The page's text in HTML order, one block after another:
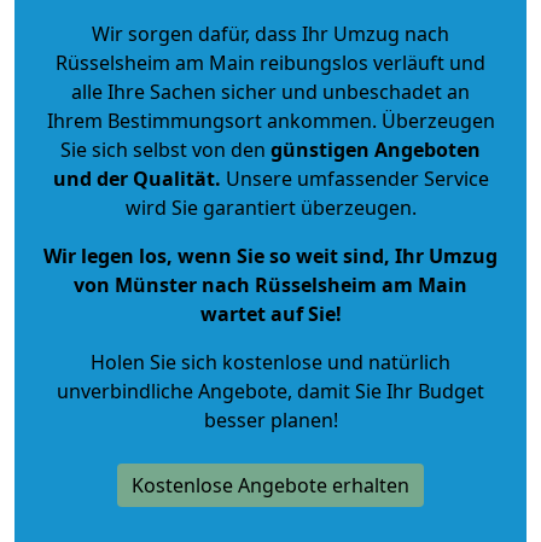
Wir sorgen dafür, dass Ihr Umzug nach
Rüsselsheim am Main reibungslos verläuft und
alle Ihre Sachen sicher und unbeschadet an
Ihrem Bestimmungsort ankommen. Überzeugen
Sie sich selbst von den günstigen Angeboten
und der Qualität. Unsere umfassender Service
wird Sie garantiert überzeugen.
Wir legen los, wenn Sie so weit sind, Ihr Umzug
von Münster nach Rüsselsheim am Main
wartet auf Sie!
Holen Sie sich kostenlose und natürlich
unverbindliche Angebote, damit Sie Ihr Budget
besser planen!
Kostenlose Angebote erhalten